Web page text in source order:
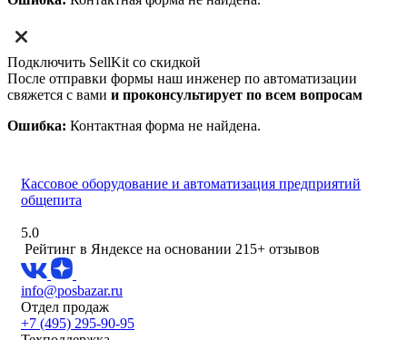
Подключить SellKit со скидкой
После отправки формы наш инженер по автоматизации
свяжется с вами и проконсультирует по всем вопросам
Ошибка: Контактная форма не найдена.
Кассовое оборудование и автоматизация предприятий
общепита
5.0
Рейтинг в Яндексе на основании 215+ отзывов
info@posbazar.ru
Отдел продаж
+7 (495) 295-90-95